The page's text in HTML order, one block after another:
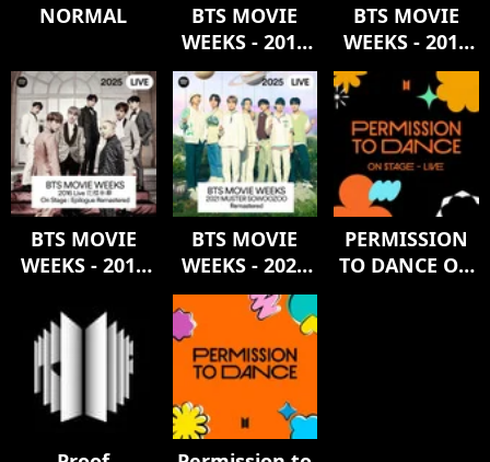
NORMAL
BTS MOVIE
WEEKS - 2017
Live Trilogy
EPISODE III
THE WINGS
TOUR THE
FINAL
Remastered
BTS MOVIE
WEEKS - 2019
WORLD TOUR
‘LOVE
YOURSELF:
SPEAK
YOURSELF’
LONDON
Remastered
BTS MOVIE
WEEKS - 2016
On Stage :
Epilogue
Remastered
BTS MOVIE
WEEKS - 2021
MUSTER
SOWOOZOO
Remastered
PERMISSION
TO DANCE ON